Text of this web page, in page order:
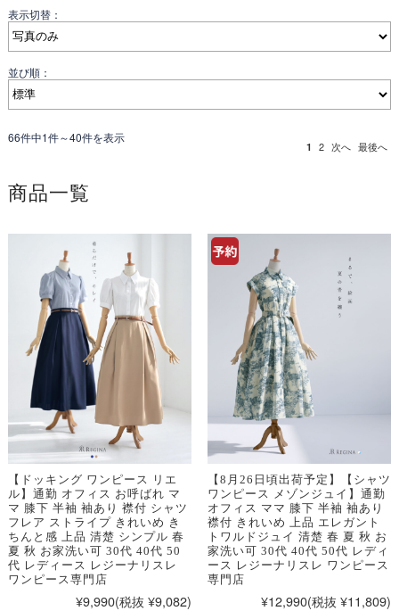
表示切替：
並び順：
66件中1件～40件を表示
1 2 次へ 最後へ
商品一覧
【ドッキング ワンピース リエ
ル】通勤 オフィス お呼ばれ マ
マ 膝下 半袖 袖あり 襟付 シャツ
フレア ストライプ きれいめ き
ちんと感 上品 清楚 シンプル 春
夏 秋 お家洗い可 30代 40代 50
代 レディース レジーナリスレ
ワンピース専門店
¥9,990(税抜 ¥9,082)
【8月26日頃出荷予定】【シャツ
ワンピース メゾンジュイ】通勤
オフィス ママ 膝下 半袖 袖あり
襟付 きれいめ 上品 エレガント
トワルドジュイ 清楚 春 夏 秋 お
家洗い可 30代 40代 50代 レディ
ース レジーナリスレ ワンピース
専門店
¥12,990(税抜 ¥11,809)